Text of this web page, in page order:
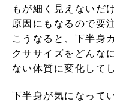
もが細く見えないだ
原因にもなるので要
こうなると、下半身
クササイズをどんな
ない体質に変化して
下半身が気になって